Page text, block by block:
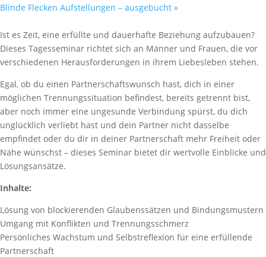
Blinde Flecken Aufstellungen – ausgebucht »
Ist es Zeit, eine erfüllte und dauerhafte Beziehung aufzubauen?
Dieses Tagesseminar richtet sich an Männer und Frauen, die vor
verschiedenen Herausforderungen in ihrem Liebesleben stehen.
Egal, ob du einen Partnerschaftswunsch hast, dich in einer
möglichen Trennungssituation befindest, bereits getrennt bist,
aber noch immer eine ungesunde Verbindung spürst, du dich
unglücklich verliebt hast und dein Partner nicht dasselbe
empfindet oder du dir in deiner Partnerschaft mehr Freiheit oder
Nähe wünschst – dieses Seminar bietet dir wertvolle Einblicke und
Lösungsansätze.
Inhalte:
Lösung von blockierenden Glaubenssätzen und Bindungsmustern
Umgang mit Konflikten und Trennungsschmerz
Persönliches Wachstum und Selbstreflexion für eine erfüllende
Partnerschaft